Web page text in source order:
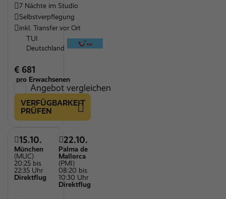
7 Nächte im Studio
Selbstverpflegung
inkl. Transfer vor Ort
TUI
Deutschland
€ 681
pro Erwachsenen
Angebot vergleichen
VERFÜGBARKEIT
PRÜFEN
15.10.
München
(MUC)
20:25 bis
22:35 Uhr
Direktflug
22.10.
Palma de
Mallorca
(PMI)
08:20 bis
10:30 Uhr
Direktflug